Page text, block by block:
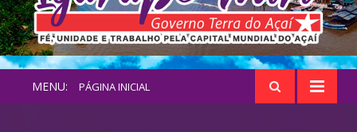
MENU: PÁGINA INICIAL